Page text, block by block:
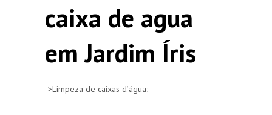
caixa de agua
em Jardim Íris
->Limpeza de caixas d’água;